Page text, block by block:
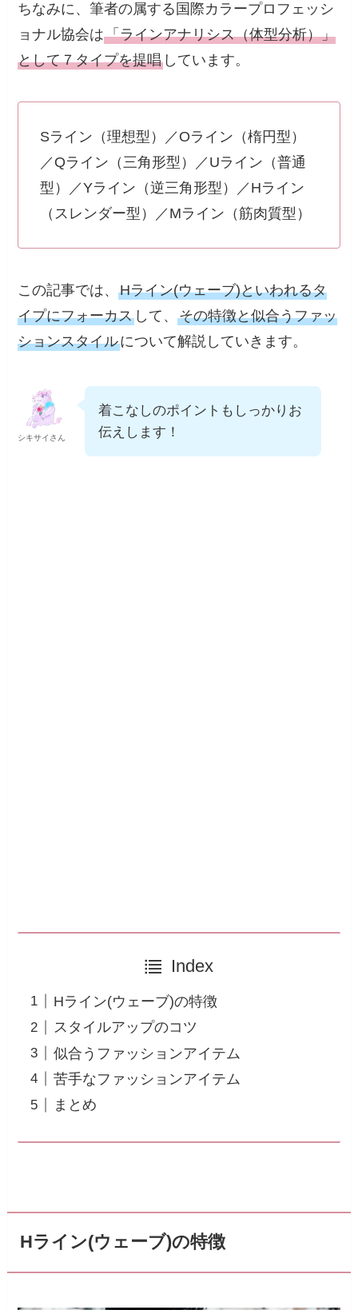
ちなみに、筆者の属する国際カラープロフェッシ
ョナル協会は「ラインアナリシス（体型分析）」
として７タイプを提唱 しています。
Sライン（理想型）／Oライン（楕円型）
／Qライン（三角形型）／Uライン（普通
型）／Yライン（逆三角形型）／Hライン
（スレンダー型）／Mライン（筋肉質型）
この記事では、Hライン(ウェーブ)といわれるタ
イプにフォーカス して、その特徴と似合うファッ
ションスタイルについて解説していきます。
シキサイさん
着こなしのポイントもしっかりお
伝えします！
Index
Hライン(ウェーブ)の特徴
スタイルアップのコツ
似合うファッションアイテム
苦手なファッションアイテム
まとめ
Hライン(ウェーブ)の特徴